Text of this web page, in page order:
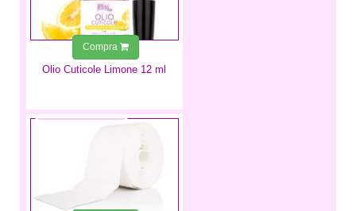
Olio Cuticole Limone 12 ml
Compra
4,99 €